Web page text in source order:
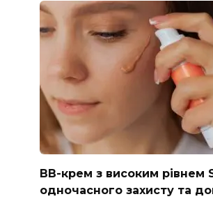
ВВ-крем з високим рівнем
одночасного захисту та